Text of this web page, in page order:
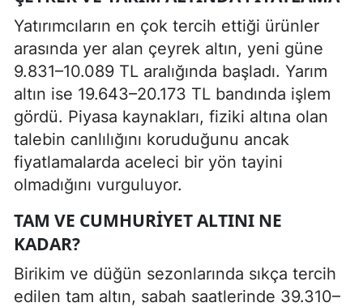
Yatırımcıların en çok tercih ettiği ürünler
arasında yer alan çeyrek altın, yeni güne
9.831–10.089 TL aralığında başladı. Yarım
altın ise 19.643–20.173 TL bandında işlem
gördü. Piyasa kaynakları, fiziki altına olan
talebin canlılığını koruduğunu ancak
fiyatlamalarda aceleci bir yön tayini
olmadığını vurguluyor.
TAM VE CUMHURIYET ALTINI NE
KADAR?
Birikim ve düğün sezonlarında sıkça tercih
edilen tam altın, sabah saatlerinde 39.310–